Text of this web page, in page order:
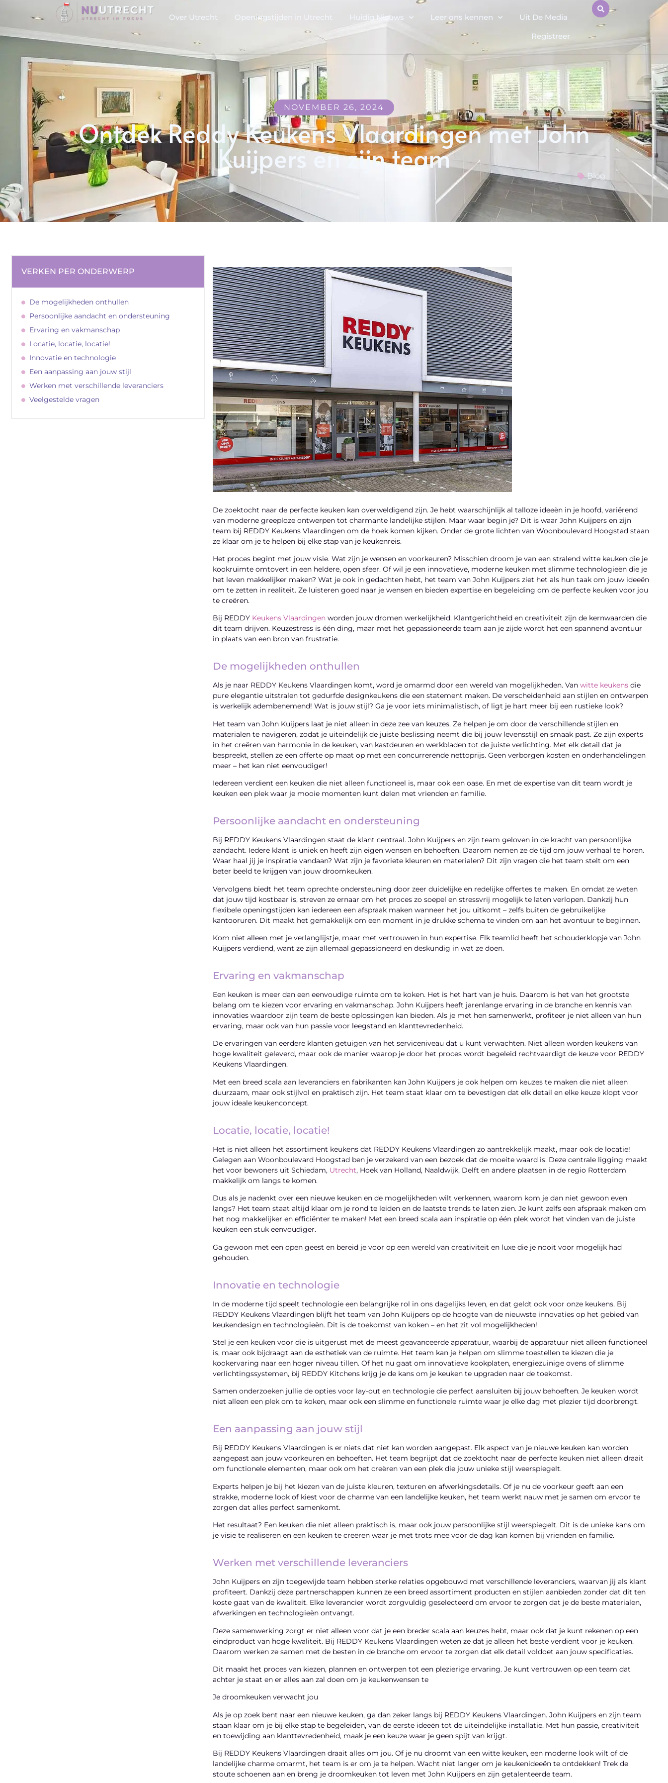
Over Utrecht Openingstijden in Utrecht Huidig Nieuws Leer ons kennen
Uit De Media
Registreer
NOVEMBER 26, 2024
Ontdek Reddy Keukens Vlaardingen met John
Kuijpers en zijn team
Blog
De zoektocht naar de perfecte keuken kan overweldigend zijn. Je hebt waarschijnlijk al talloze ideeën in je hoofd, variërend
van moderne greeploze ontwerpen tot charmante landelijke stijlen. Maar waar begin je? Dit is waar John Kuijpers en zijn
team bij REDDY Keukens Vlaardingen om de hoek komen kijken. Onder de grote lichten van Woonboulevard Hoogstad staan
ze klaar om je te helpen bij elke stap van je keukenreis.
Het proces begint met jouw visie. Wat zijn je wensen en voorkeuren? Misschien droom je van een stralend witte keuken die je
kookruimte omtovert in een heldere, open sfeer. Of wil je een innovatieve, moderne keuken met slimme technologieën die je
het leven makkelijker maken? Wat je ook in gedachten hebt, het team van John Kuijpers ziet het als hun taak om jouw ideeën
om te zetten in realiteit. Ze luisteren goed naar je wensen en bieden expertise en begeleiding om de perfecte keuken voor jou
te creëren.
Bij REDDY Keukens Vlaardingen worden jouw dromen werkelijkheid. Klantgerichtheid en creativiteit zijn de kernwaarden die
dit team drijven. Keuzestress is één ding, maar met het gepassioneerde team aan je zijde wordt het een spannend avontuur
in plaats van een bron van frustratie.
De mogelijkheden onthullen
Als je naar REDDY Keukens Vlaardingen komt, word je omarmd door een wereld van mogelijkheden. Van witte keukens die
pure elegantie uitstralen tot gedurfde designkeukens die een statement maken. De verscheidenheid aan stijlen en ontwerpen
is werkelijk adembenemend! Wat is jouw stijl? Ga je voor iets minimalistisch, of ligt je hart meer bij een rustieke look?
Het team van John Kuijpers laat je niet alleen in deze zee van keuzes. Ze helpen je om door de verschillende stijlen en
materialen te navigeren, zodat je uiteindelijk de juiste beslissing neemt die bij jouw levensstijl en smaak past. Ze zijn experts
in het creëren van harmonie in de keuken, van kastdeuren en werkbladen tot de juiste verlichting. Met elk detail dat je
bespreekt, stellen ze een offerte op maat op met een concurrerende nettoprijs. Geen verborgen kosten en onderhandelingen
meer – het kan niet eenvoudiger!
Iedereen verdient een keuken die niet alleen functioneel is, maar ook een oase. En met de expertise van dit team wordt je
keuken een plek waar je mooie momenten kunt delen met vrienden en familie.
Persoonlijke aandacht en ondersteuning
Bij REDDY Keukens Vlaardingen staat de klant centraal. John Kuijpers en zijn team geloven in de kracht van persoonlijke
aandacht. Iedere klant is uniek en heeft zijn eigen wensen en behoeften. Daarom nemen ze de tijd om jouw verhaal te horen.
Waar haal jij je inspiratie vandaan? Wat zijn je favoriete kleuren en materialen? Dit zijn vragen die het team stelt om een
beter beeld te krijgen van jouw droomkeuken.
Vervolgens biedt het team oprechte ondersteuning door zeer duidelijke en redelijke offertes te maken. En omdat ze weten
dat jouw tijd kostbaar is, streven ze ernaar om het proces zo soepel en stressvrij mogelijk te laten verlopen. Dankzij hun
flexibele openingstijden kan iedereen een afspraak maken wanneer het jou uitkomt – zelfs buiten de gebruikelijke
kantooruren. Dit maakt het gemakkelijk om een moment in je drukke schema te vinden om aan het avontuur te beginnen.
Kom niet alleen met je verlanglijstje, maar met vertrouwen in hun expertise. Elk teamlid heeft het schouderklopje van John
Kuijpers verdiend, want ze zijn allemaal gepassioneerd en deskundig in wat ze doen.
Ervaring en vakmanschap
Een keuken is meer dan een eenvoudige ruimte om te koken. Het is het hart van je huis. Daarom is het van het grootste
belang om te kiezen voor ervaring en vakmanschap. John Kuijpers heeft jarenlange ervaring in de branche en kennis van
innovaties waardoor zijn team de beste oplossingen kan bieden. Als je met hen samenwerkt, profiteer je niet alleen van hun
ervaring, maar ook van hun passie voor leegstand en klanttevredenheid.
De ervaringen van eerdere klanten getuigen van het serviceniveau dat u kunt verwachten. Niet alleen worden keukens van
hoge kwaliteit geleverd, maar ook de manier waarop je door het proces wordt begeleid rechtvaardigt de keuze voor REDDY
Keukens Vlaardingen.
Met een breed scala aan leveranciers en fabrikanten kan John Kuijpers je ook helpen om keuzes te maken die niet alleen
duurzaam, maar ook stijlvol en praktisch zijn. Het team staat klaar om te bevestigen dat elk detail en elke keuze klopt voor
jouw ideale keukenconcept.
Locatie, locatie, locatie!
Het is niet alleen het assortiment keukens dat REDDY Keukens Vlaardingen zo aantrekkelijk maakt, maar ook de locatie!
Gelegen aan Woonboulevard Hoogstad ben je verzekerd van een bezoek dat de moeite waard is. Deze centrale ligging maakt
het voor bewoners uit Schiedam, Utrecht, Hoek van Holland, Naaldwijk, Delft en andere plaatsen in de regio Rotterdam
makkelijk om langs te komen.
Dus als je nadenkt over een nieuwe keuken en de mogelijkheden wilt verkennen, waarom kom je dan niet gewoon even
langs? Het team staat altijd klaar om je rond te leiden en de laatste trends te laten zien. Je kunt zelfs een afspraak maken om
het nog makkelijker en efficiënter te maken! Met een breed scala aan inspiratie op één plek wordt het vinden van de juiste
keuken een stuk eenvoudiger.
Ga gewoon met een open geest en bereid je voor op een wereld van creativiteit en luxe die je nooit voor mogelijk had
gehouden.
Innovatie en technologie
In de moderne tijd speelt technologie een belangrijke rol in ons dagelijks leven, en dat geldt ook voor onze keukens. Bij
REDDY Keukens Vlaardingen blijft het team van John Kuijpers op de hoogte van de nieuwste innovaties op het gebied van
keukendesign en technologieën. Dit is de toekomst van koken – en het zit vol mogelijkheden!
Stel je een keuken voor die is uitgerust met de meest geavanceerde apparatuur, waarbij de apparatuur niet alleen functioneel
is, maar ook bijdraagt aan de esthetiek van de ruimte. Het team kan je helpen om slimme toestellen te kiezen die je
kookervaring naar een hoger niveau tillen. Of het nu gaat om innovatieve kookplaten, energiezuinige ovens of slimme
verlichtingssystemen, bij REDDY Kitchens krijg je de kans om je keuken te upgraden naar de toekomst.
Samen onderzoeken jullie de opties voor lay-out en technologie die perfect aansluiten bij jouw behoeften. Je keuken wordt
niet alleen een plek om te koken, maar ook een slimme en functionele ruimte waar je elke dag met plezier tijd doorbrengt.
Een aanpassing aan jouw stijl
Bij REDDY Keukens Vlaardingen is er niets dat niet kan worden aangepast. Elk aspect van je nieuwe keuken kan worden
aangepast aan jouw voorkeuren en behoeften. Het team begrijpt dat de zoektocht naar de perfecte keuken niet alleen draait
om functionele elementen, maar ook om het creëren van een plek die jouw unieke stijl weerspiegelt.
Experts helpen je bij het kiezen van de juiste kleuren, texturen en afwerkingsdetails. Of je nu de voorkeur geeft aan een
strakke, moderne look of kiest voor de charme van een landelijke keuken, het team werkt nauw met je samen om ervoor te
zorgen dat alles perfect samenkomt.
Het resultaat? Een keuken die niet alleen praktisch is, maar ook jouw persoonlijke stijl weerspiegelt. Dit is de unieke kans om
je visie te realiseren en een keuken te creëren waar je met trots mee voor de dag kan komen bij vrienden en familie.
Werken met verschillende leveranciers
John Kuijpers en zijn toegewijde team hebben sterke relaties opgebouwd met verschillende leveranciers, waarvan jij als klant
profiteert. Dankzij deze partnerschappen kunnen ze een breed assortiment producten en stijlen aanbieden zonder dat dit ten
koste gaat van de kwaliteit. Elke leverancier wordt zorgvuldig geselecteerd om ervoor te zorgen dat je de beste materialen,
afwerkingen en technologieën ontvangt.
Deze samenwerking zorgt er niet alleen voor dat je een breder scala aan keuzes hebt, maar ook dat je kunt rekenen op een
eindproduct van hoge kwaliteit. Bij REDDY Keukens Vlaardingen weten ze dat je alleen het beste verdient voor je keuken.
Daarom werken ze samen met de besten in de branche om ervoor te zorgen dat elk detail voldoet aan jouw specificaties.
Dit maakt het proces van kiezen, plannen en ontwerpen tot een plezierige ervaring. Je kunt vertrouwen op een team dat
achter je staat en er alles aan zal doen om je keukenwensen te
Je droomkeuken verwacht jou
Als je op zoek bent naar een nieuwe keuken, ga dan zeker langs bij REDDY Keukens Vlaardingen. John Kuijpers en zijn team
staan klaar om je bij elke stap te begeleiden, van de eerste ideeën tot de uiteindelijke installatie. Met hun passie, creativiteit
en toewijding aan klanttevredenheid, maak je een keuze waar je geen spijt van krijgt.
Bij REDDY Keukens Vlaardingen draait alles om jou. Of je nu droomt van een witte keuken, een moderne look wilt of de
landelijke charme omarmt, het team is er om je te helpen. Wacht niet langer om je keukenideeën te ontdekken! Trek de
stoute schoenen aan en breng je droomkeuken tot leven met John Kuijpers en zijn getalenteerde team.
VERKEN PER ONDERWERP
De mogelijkheden onthullen
Persoonlijke aandacht en ondersteuning
Ervaring en vakmanschap
Locatie, locatie, locatie!
Innovatie en technologie
Een aanpassing aan jouw stijl
Werken met verschillende leveranciers
Veelgestelde vragen